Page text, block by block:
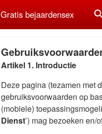
Gratis bejaardensex
Artikel 1. Introductie
Deze pagina (tezamen met
gebruiksvoorwaarden op
(mobiele)
Dienst’) mag bezoeken en/